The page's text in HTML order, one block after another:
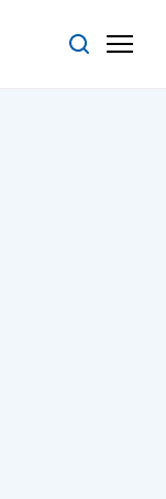
ZoekenMenu